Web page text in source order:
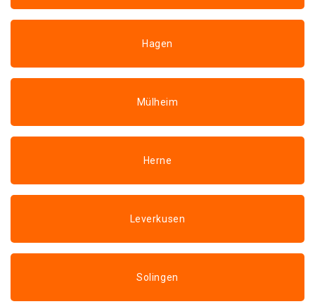
Hagen
Mülheim
Herne
Leverkusen
Solingen